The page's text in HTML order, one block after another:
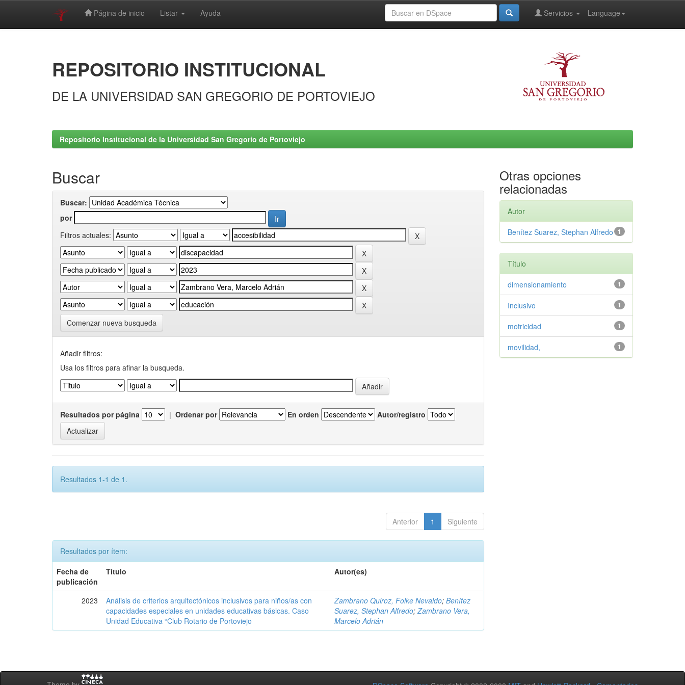
Página de inicio Listar Ayuda Language
Servicios
REPOSITORIO INSTITUCIONAL
DE LA UNIVERSIDAD SAN GREGORIO DE PORTOVIEJO
Repositorio Institucional de la Universidad San Gregorio de Portoviejo
Buscar
Buscar:
por
Filtros actuales:
Comenzar nueva busqueda
Añadir filtros:
Usa los filtros para afinar la busqueda.
Resultados por página | Ordenar por En orden Autor/registro
Resultados 1-1 de 1.
Anterior 1 Siguiente
Resultados por ítem:
Fecha de
publicación
Título Autor(es)
2023
Análisis de criterios arquitectónicos inclusivos para niños/as con
capacidades especiales en unidades educativas básicas. Caso
Unidad Educativa “Club Rotario de Portoviejo
Zambrano Quiroz, Folke Nevaldo;Benítez
Suarez, Stephan Alfredo;Zambrano Vera,
Marcelo Adrián
Otras opciones
relacionadas
Autor
1
Benítez Suarez, Stephan Alfredo
Título
1
dimensionamiento
1
Inclusivo
1
motricidad
1
movilidad,